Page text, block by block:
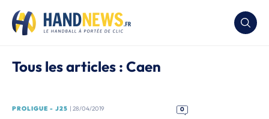
Tous les articles : Caen
PROLIGUE - J25 | 28/04/2019 0